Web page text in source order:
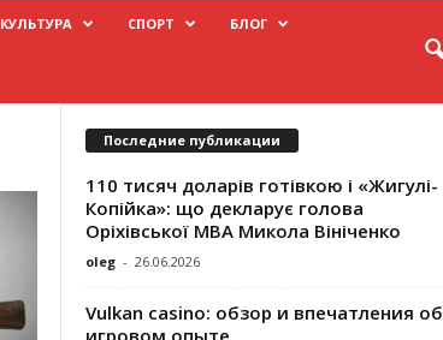
КУЛЬТУРА СПОРТ БЛОГ
Последние публикации
110 тисяч доларів готівкою і «Жигулі-
Копійка»: що декларує голова
Оріхівської МВА Микола Вініченко
oleg - 26.06.2026
Vulkan casino: обзор и впечатления об
игровом опыте